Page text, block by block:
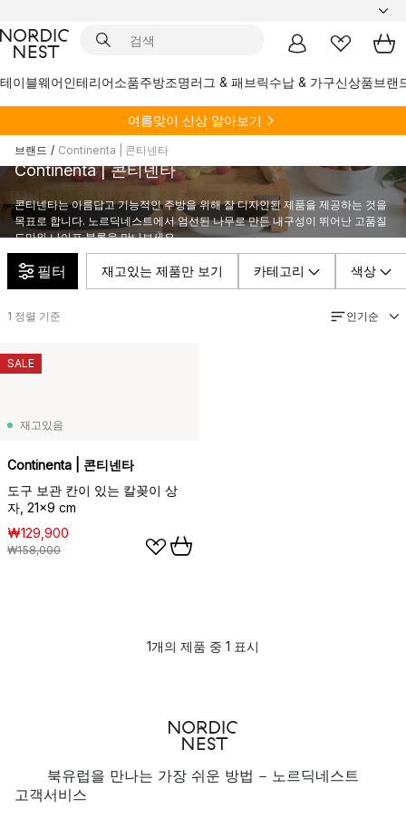
테이블웨어인테리어소품주방조명러그 & 패브릭수납 & 가구신상품브랜
여름맞이 신상 알아보기
브랜드 / Continenta | 콘티넨타
Continenta | 콘티넨타
콘티넨타는 아름답고 기능적인 주방을 위해 잘 디자인된 제품을 제공하는 것을
목표로 합니다. 노르딕네스트에서 엄선된 나무로 만든 내구성이 뛰어난 고품질
도마와 나이프 블록을 만나보세요.
필터 재고있는 제품만 보기 카테고리 색상
1 정렬 기준 인기순
재고있음
Continenta | 콘티넨타
도구 보관 칸이 있는 칼꽂이 상
자, 21x9 cm
₩129,900
₩158,000
SALE
1개의 제품 중 1 표시
북유럽을 만나는 가장 쉬운 방법 - 노르딕네스트
고객서비스